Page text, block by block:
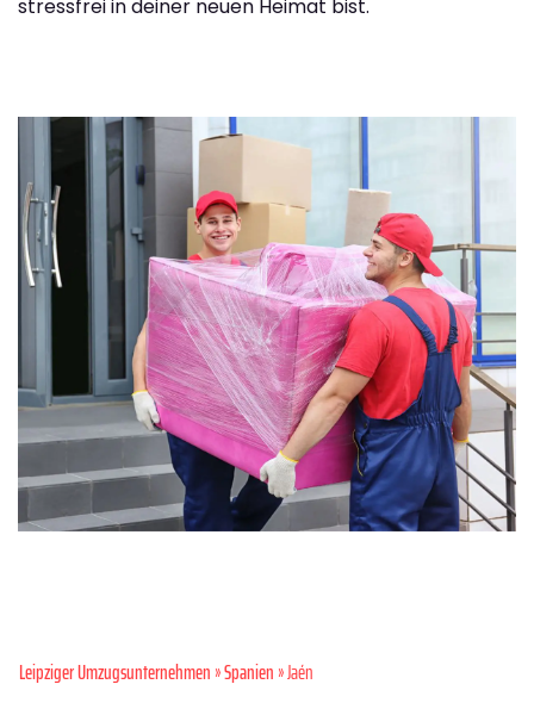
stressfrei in deiner neuen Heimat bist.
Leipziger Umzugsunternehmen»Spanien» Jaén